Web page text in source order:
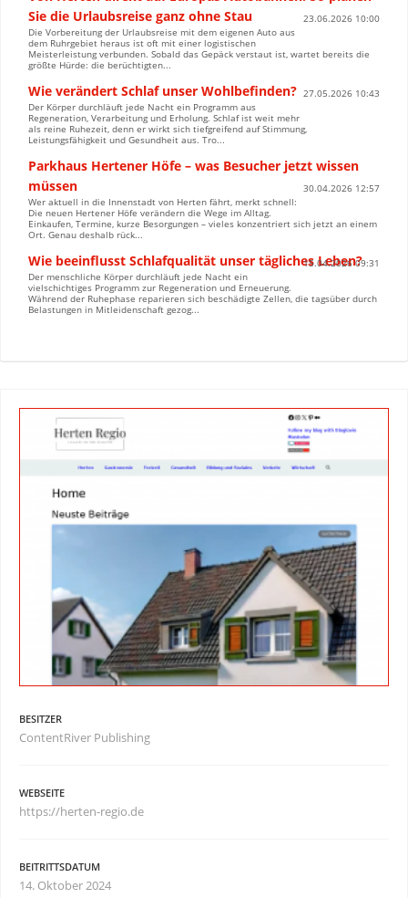
Sie die Urlaubsreise ganz ohne Stau
23.06.2026 10:00
Die Vorbereitung der Urlaubsreise mit dem eigenen Auto aus
dem Ruhrgebiet heraus ist oft mit einer logistischen
Meisterleistung verbunden. Sobald das Gepäck verstaut ist, wartet bereits die
größte Hürde: die berüchtigten...
Wie verändert Schlaf unser Wohlbefinden? 27.05.2026 10:43
Der Körper durchläuft jede Nacht ein Programm aus
Regeneration, Verarbeitung und Erholung. Schlaf ist weit mehr
als reine Ruhezeit, denn er wirkt sich tiefgreifend auf Stimmung,
Leistungsfähigkeit und Gesundheit aus. Tro...
Parkhaus Hertener Höfe – was Besucher jetzt wissen
müssen
30.04.2026 12:57
Wer aktuell in die Innenstadt von Herten fährt, merkt schnell:
Die neuen Hertener Höfe verändern die Wege im Alltag.
Einkaufen, Termine, kurze Besorgungen – vieles konzentriert sich jetzt an einem
Ort. Genau deshalb rück...
Wie beeinflusst Schlafqualität unser tägliches Leben?
15.04.2026 09:31
Der menschliche Körper durchläuft jede Nacht ein
vielschichtiges Programm zur Regeneration und Erneuerung.
Während der Ruhephase reparieren sich beschädigte Zellen, die tagsüber durch
Belastungen in Mitleidenschaft gezog...
BESITZER
ContentRiver Publishing
WEBSEITE
https://herten-regio.de
BEITRITTSDATUM
14. Oktober 2024